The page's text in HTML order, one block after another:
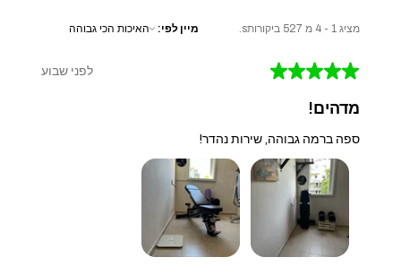
מציג 1 - 4 מ 527 ביקורותs. מיין לפי:
★
★
★
★
★ לפני שבוע
מדהים!
ספה ברמה גבוהה, שירות נהדר!